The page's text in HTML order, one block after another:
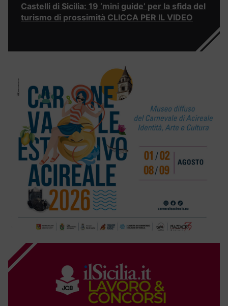
Castelli di Sicilia: 19 ‘mini guide’ per la sfida del
turismo di prossimità CLICCA PER IL VIDEO